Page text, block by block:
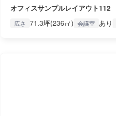
オフィスサンプルレイアウト112
広さ 71.3坪(236㎡) 会議室 あり